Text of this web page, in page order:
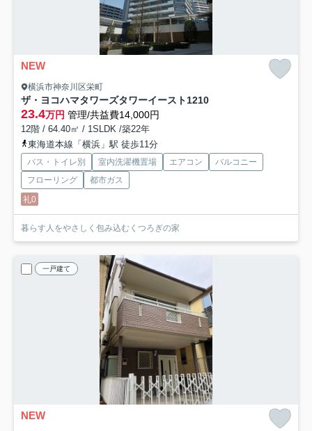
NEW
横浜市神奈川区栄町
ザ・ヨコハマタワーズタワーイースト1210
23.4万円 管理/共益費14,000円
12階 / 64.40㎡ / 1SLDK /築22年
東海道本線「横浜」駅 徒歩11分
バス・トイレ別 室内洗濯機置場 エアコン
バルコニー
フローリング
都市ガス
礼0
暮らす人をやさしく包み込むくつろぎの家
一戸建て
NEW